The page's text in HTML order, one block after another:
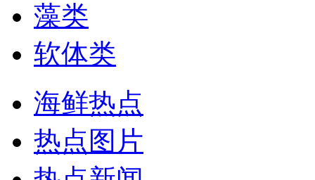
藻类
软体类
海鲜热点
热点图片